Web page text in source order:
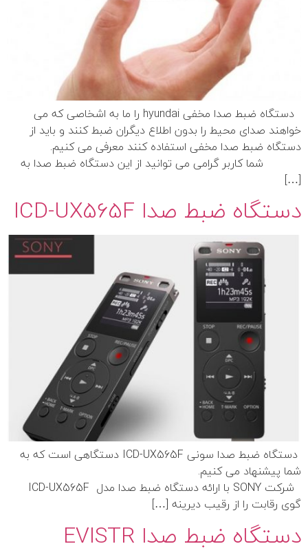
دستگاه ضبط صدا مخفی hyundai را ما به اشخاصی که می
خواهند صدای محیط را بدون اطلاع دیگران ضبط کنند و باید از
دستگاه ضبط صدا مخفی استفاده کنند معرفی می کنیم.
شما کاربر گرامی می توانید از این دستگاه ضبط صدا به
[…]
دستگاه ضبط صدا ICD-UX565F
دستگاه ضبط صدا سونی ICD-UX565F دستگاهی است که به
شما پیشنهاد می کنیم.
گوی رقابت را از رقیب دیرینه […]
دستگاه ضبط صدا EVISTR